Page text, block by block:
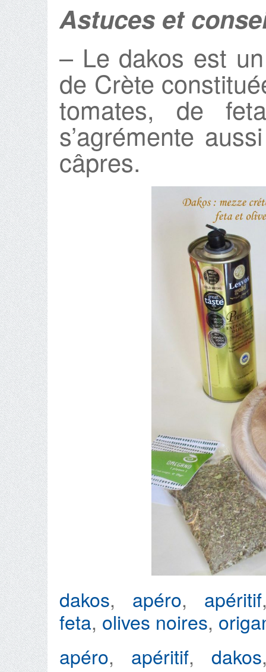
Astuces et
– Le dakos est
de Crète
tomates, de
s’agrémente
câpres.
dakos, apéro, apéritif
feta, olives noires,
apéro, apéritif, dakos